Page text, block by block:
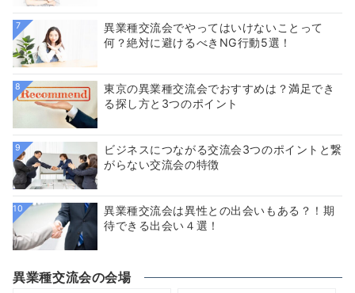
7
異業種交流会でやってはいけないことって
何？絶対に避けるべきNG行動5選！
8
東京の異業種交流会でおすすめは？満足でき
る探し方と3つのポイント
9
ビジネスにつながる交流会3つのポイントと繋
がらない交流会の特徴
10
異業種交流会は異性との出会いもある？！期
待できる出会い４選！
異業種交流会の会場